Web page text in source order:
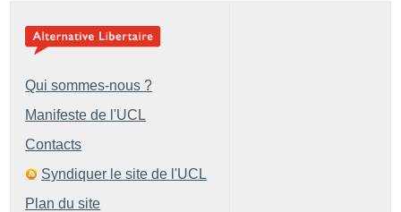
Qui sommes-nous ?
Manifeste de l'UCL
Contacts
Syndiquer le site de l'UCL
Plan du site